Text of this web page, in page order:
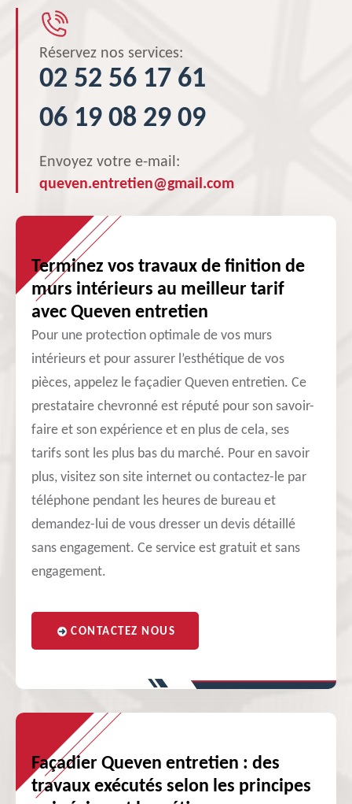
Réservez nos services:
02 52 56 17 61
06 19 08 29 09
Envoyez votre e-mail:
queven.entretien@gmail.com
Terminez vos travaux de finition de
murs intérieurs au meilleur tarif
avec Queven entretien
Pour une protection optimale de vos murs
intérieurs et pour assurer l’esthétique de vos
pièces, appelez le façadier Queven entretien. Ce
prestataire chevronné est réputé pour son savoir-
faire et son expérience et en plus de cela, ses
tarifs sont les plus bas du marché. Pour en savoir
plus, visitez son site internet ou contactez-le par
téléphone pendant les heures de bureau et
demandez-lui de vous dresser un devis détaillé
sans engagement. Ce service est gratuit et sans
engagement.
CONTACTEZ NOUS
Façadier Queven entretien : des
travaux exécutés selon les principes